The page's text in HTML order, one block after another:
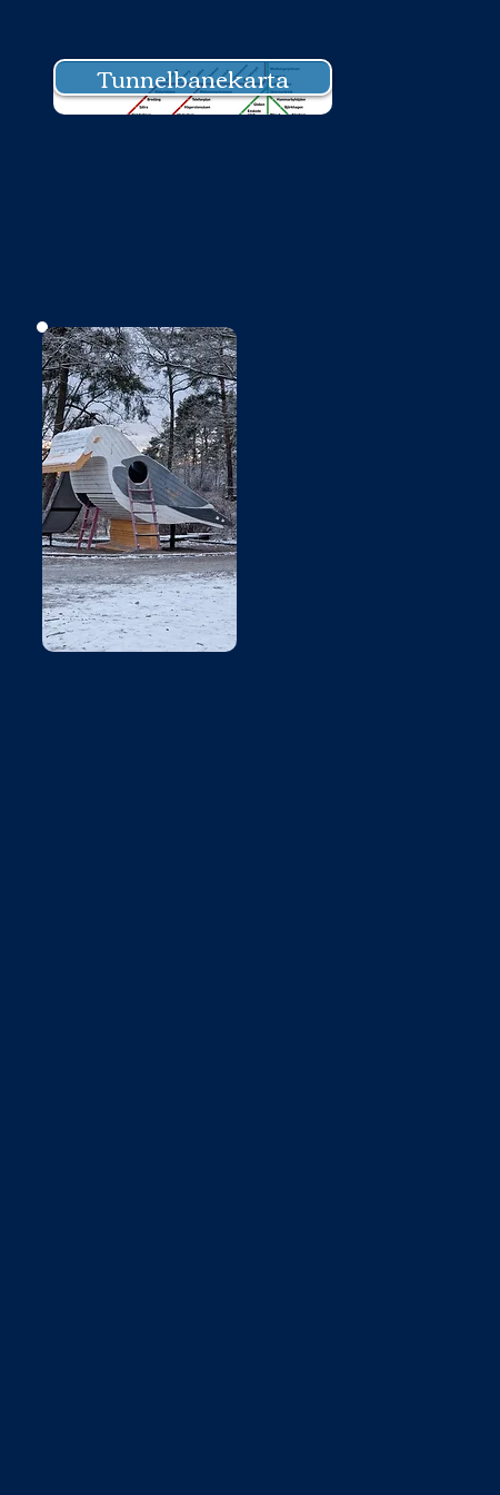
Tunnelbanekarta
Bild saknas